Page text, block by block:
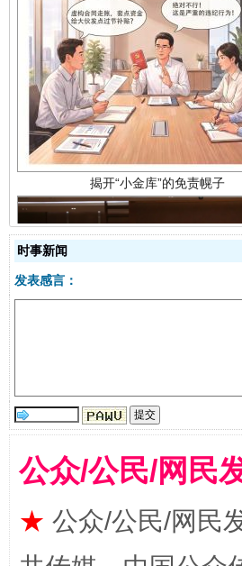
揭开“小金库”的免责幌子
全民健身五年计划来了！等你上
时事新闻
发表感言：
公众/公民/网民
★ 公众/公民/网民